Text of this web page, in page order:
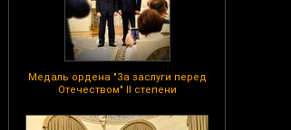
Медаль ордена "За заслуги перед
Отечеством" II степени